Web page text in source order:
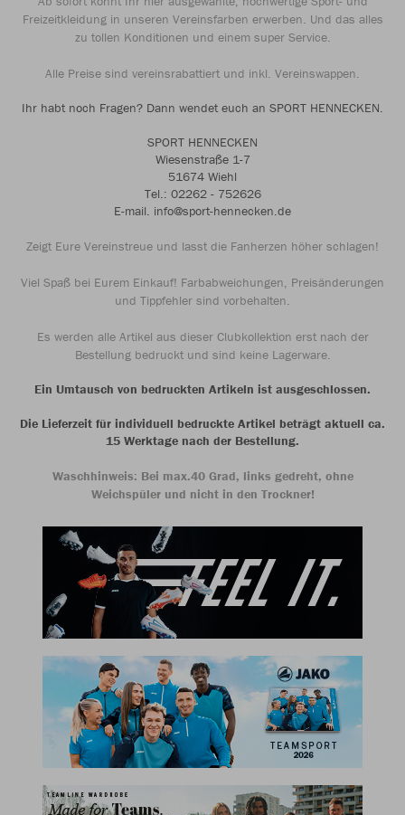
Freizeitkleidung in unseren Vereinsfarben erwerben. Und das alles
zu tollen Konditionen und einem super Service.
Alle Preise sind vereinsrabattiert und inkl. Vereinswappen.
Ihr habt noch Fragen? Dann wendet euch an SPORT HENNECKEN.
SPORT HENNECKEN
Wiesenstraße 1-7
51674 Wiehl
Tel.: 02262 - 752626
E-mail. info@sport-hennecken.de
Zeigt Eure Vereinstreue und lasst die Fanherzen höher schlagen!
Viel Spaß bei Eurem Einkauf! Farbabweichungen, Preisänderungen
und Tippfehler sind vorbehalten.
Es werden alle Artikel aus dieser Clubkollektion erst nach der
Bestellung bedruckt und sind keine Lagerware.
Ein Umtausch von bedruckten Artikeln ist ausgeschlossen.
Die Lieferzeit für individuell bedruckte Artikel beträgt aktuell ca.
15 Werktage nach der Bestellung.
Waschhinweis: Bei max.40 Grad, links gedreht, ohne
Weichspüler und nicht in den Trockner!